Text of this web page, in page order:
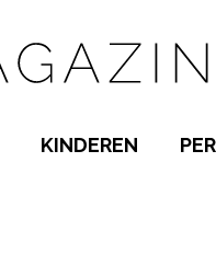
KINDEREN